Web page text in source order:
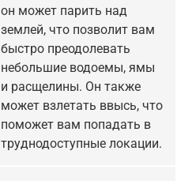
он может парить над
землей, что позволит вам
быстро преодолевать
небольшие водоемы, ямы
и расщелины. Он также
может взлетать ввысь, что
поможет вам попадать в
труднодоступные локации.